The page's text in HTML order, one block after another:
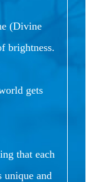
(Divine
brightness.
gets
that each
unique and